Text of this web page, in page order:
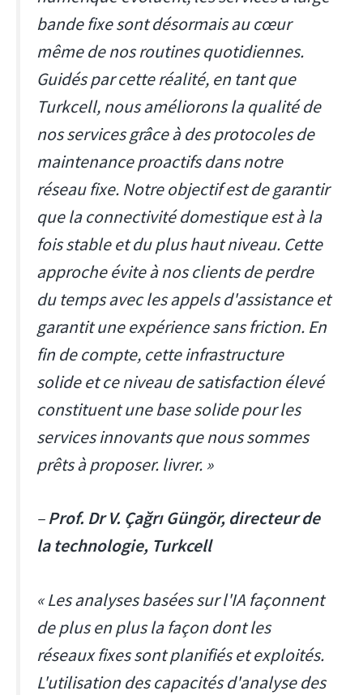
bande fixe sont désormais au cœur
même de nos routines quotidiennes.
Guidés par cette réalité, en tant que
Turkcell, nous améliorons la qualité de
nos services grâce à des protocoles de
maintenance proactifs dans notre
réseau fixe. Notre objectif est de garantir
que la connectivité domestique est à la
fois stable et du plus haut niveau. Cette
approche évite à nos clients de perdre
du temps avec les appels d'assistance et
garantit une expérience sans friction. En
fin de compte, cette infrastructure
solide et ce niveau de satisfaction élevé
constituent une base solide pour les
services innovants que nous sommes
prêts à proposer. livrer. »
–Prof. Dr V. Çağrı Güngör, directeur de
la technologie, Turkcell
« Les analyses basées sur l'IA façonnent
de plus en plus la façon dont les
réseaux fixes sont planifiés et exploités.
L'utilisation des capacités d'analyse des